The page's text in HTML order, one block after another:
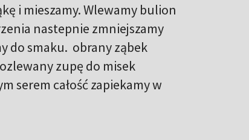
i mieszamy. Wlewamy bulion
nastepnie zmniejszamy
do smaku. obrany ząbek
zupę do misek
serem całość zapiekamy w